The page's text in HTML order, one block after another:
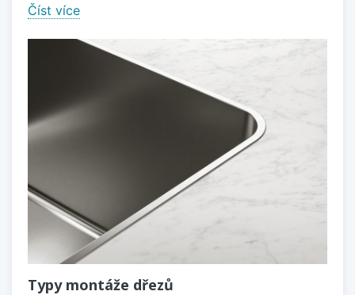
Číst více
Typy montáže dřezů